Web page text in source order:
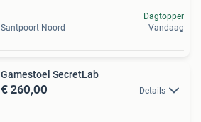
Santpoort-Noord
Dagtopper
Vandaag
Gamestoel SecretLab
€ 260,00 Details